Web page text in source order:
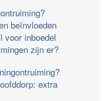
beïnvloeden
voor inboedel
zijn er?
extra